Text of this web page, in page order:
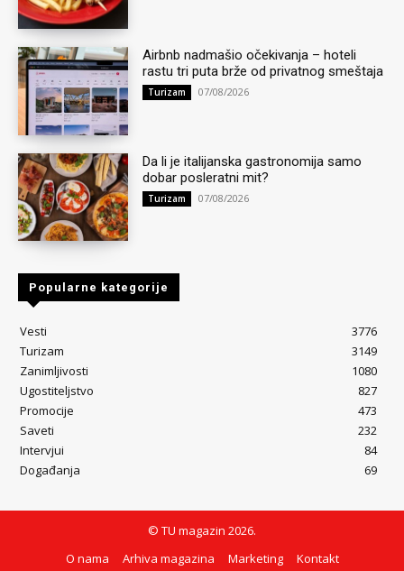
Airbnb nadmašio očekivanja – hoteli
rastu tri puta brže od privatnog smeštaja
Turizam 07/08/2026
Da li je italijanska gastronomija samo
dobar posleratni mit?
Turizam 07/08/2026
Popularne kategorije
Vesti
3776
Turizam
3149
Zanimljivosti
1080
Ugostiteljstvo
827
Promocije
473
Saveti
232
Intervjui
84
Događanja
69
© TU magazin 2026.
O nama
Arhiva magazina Marketing Kontakt